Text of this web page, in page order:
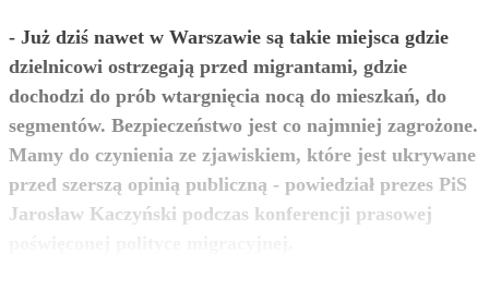
- Już dziś nawet w Warszawie są takie miejsca gdzie
dzielnicowi ostrzegają przed migrantami, gdzie
dochodzi do prób wtargnięcia nocą do mieszkań, do
segmentów. Bezpieczeństwo jest co najmniej zagrożone.
Mamy do czynienia ze zjawiskiem, które jest ukrywane
przed szerszą opinią publiczną - powiedział prezes PiS
Jarosław Kaczyński podczas konferencji prasowej
zobacz więcej